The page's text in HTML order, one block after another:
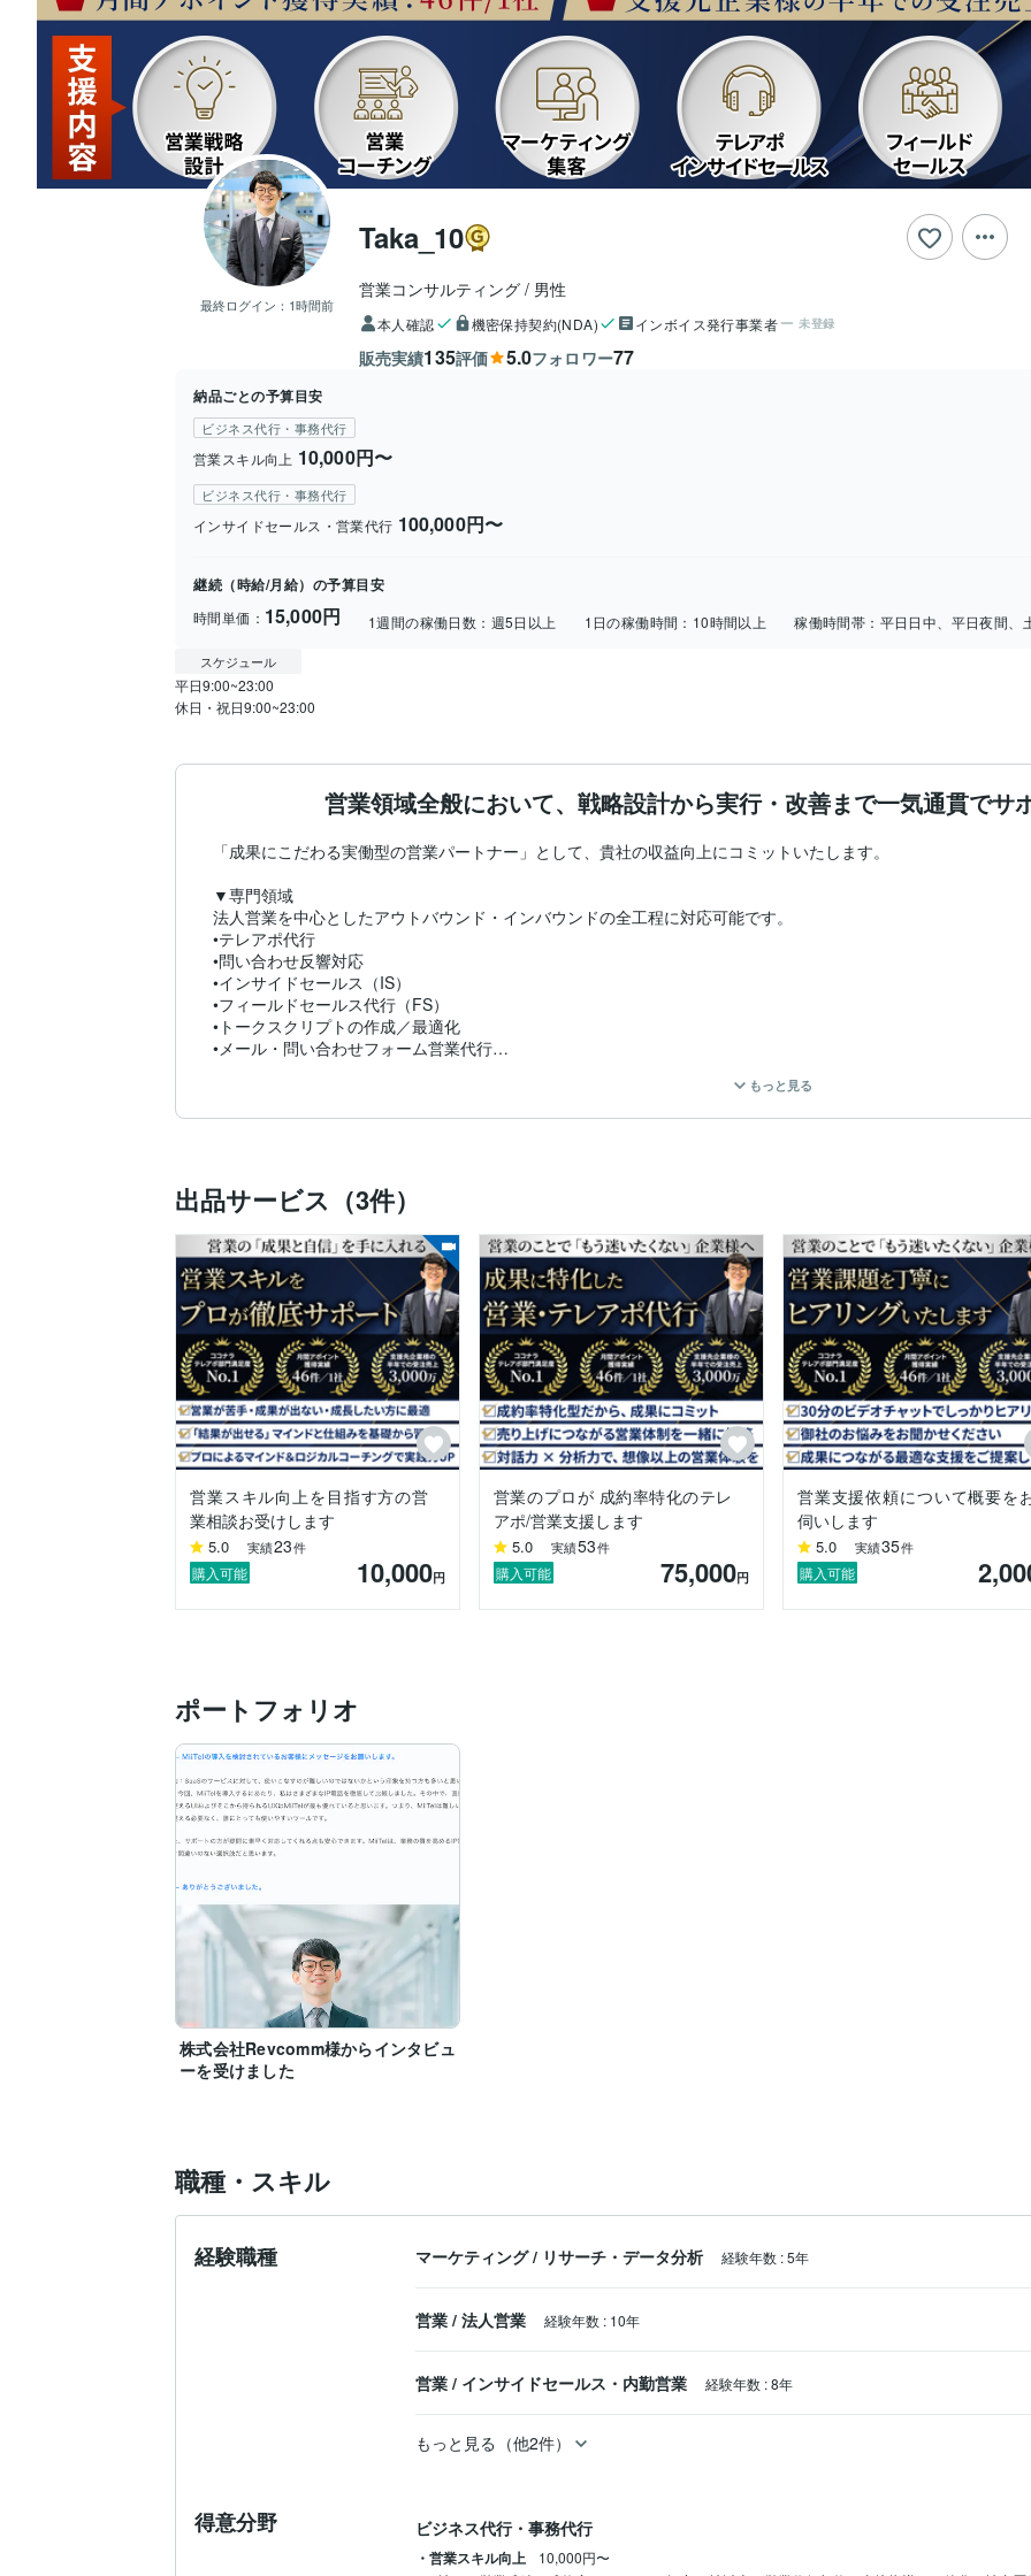
最終ログイン： 1時間前
Taka_10
営業コンサルティング 男性
本人確認 機密保持契約(NDA) インボイス発行事業者 未登録
販売実績135評価 5.0フォロワー77
納品ごとの予算目安
ビジネス代行・事務代行
営業スキル向上 10,000円〜
ビジネス代行・事務代行
インサイドセールス・営業代行 100,000円〜
継続（時給/月給）の予算目安
時間単価： 15,000円 1週間の稼働日数： 週5日以上 1日の稼働時間： 10時間以上 稼働時間帯： 平日日中、平日夜間、
スケジュール
平日9:00~23:00
休日・祝日9:00~23:00
営業領域全般において、戦略設計から実行・改善まで一気通貫でサ
「成果にこだわる実働型の営業パートナー」として、貴社の収益向上にコミットいたします。
▼専門領域
法人営業を中心としたアウトバウンド・インバウンドの全工程に対応可能です。
•テレアポ代行
•問い合わせ反響対応
•インサイドセールス（IS）
•フィールドセールス代行（FS）
•トークスクリプトの作成／最適化
•メール・問い合わせフォーム営業代行
•営業／テレアポ研修（新人研修〜管理職育成）
•人材派遣業｜テレアポ
•DXサービス｜コンサル〜テレアポ
•TikTok広告サービス｜コンサル〜テレアポ
•学習塾システム｜コンサル〜テレアポ〜クロージング
•人事考課システム｜コンサル〜テレアポ〜クロージング
•営業SaaS｜テレアポ
•放課後デイサービス｜コンサル〜テレアポ〜クロージング
•お弁当配食サービス｜コンサル〜テレアポ
•メディア事業｜コンサル〜テレアポ
•医薬品関連｜テレアポ
•自治体向けサービス｜コンサル〜テレアポ〜クロージング
•LINE構築支援｜コンサル〜テレアポ
•不登校支援サービス｜コンサル〜テレアポ〜クロージング
•サロン／リラクゼーション業｜コンサル〜テレアポ
•テレアポリスト・スクリプト作成
•営業代行組織の立ち上げ・運営
•営業戦略立案・KPI設計
•イベント企画・集客支援
その後、営業フリーランスとして独立し、複数の会社にて経験を積む。
現在は営業代行会社の経営に携わり、組織マネジメント・戦略策定・クライアントコミュニケーションなど、
納期遵守はもちろん、
クライアント様の立場に立った丁寧でスピーディーなコミュニケーションを大切にしています。
前職は小学校の教員でした。
その経験から、わかりやすく核心をついた伝え方と、
相手の立場に寄り添ったコミュニケーションを得意としています。
まずはお気軽にお問い合わせください。
もっと見る
出品サービス（3件）
営業スキル向上を目指す方の営
業相談お受けします
5.0 実績23件
購入可能 10,000円
営業のプロが 成約率特化のテレ
アポ/営業支援します
5.0 実績53件
購入可能 75,000円
営業支援依頼について概要を
伺いします
5.0 実績35件
購入可能
ポートフォリオ
株式会社Revcomm様からインタビュ
ーを受けました
職種・スキル
経験職種 マーケティング / リサーチ・データ分析 経験年数 :5年
営業 / 法人営業 経験年数 : 10年
営業 / インサイドセールス・内勤営業 経験年数 :8年
もっと見る（他2件）
得意分野 ビジネス代行・事務代行
・営業スキル向上
10,000円〜